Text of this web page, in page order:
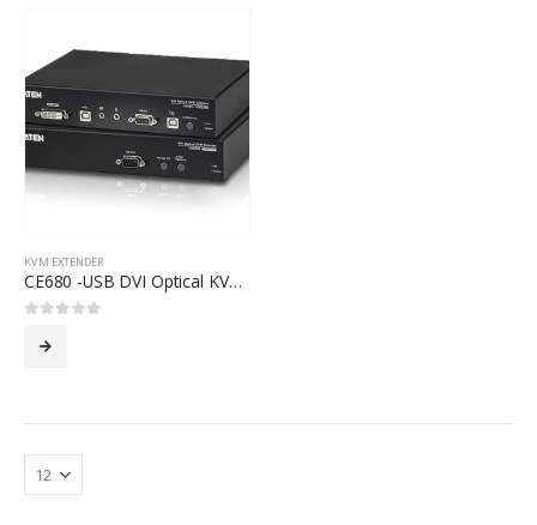
KVM EXTENDER
CE680 -USB DVI Optical KVM Extender (1920 x 1200@600m)